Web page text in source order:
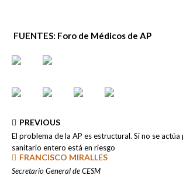
FUENTES: Foro de Médicos de AP
PREVIOUS
El problema de la AP es estructural. Si no se
sanitario entero está en riesgo
FRANCISCO MIRALLES
Secretario General de CESM